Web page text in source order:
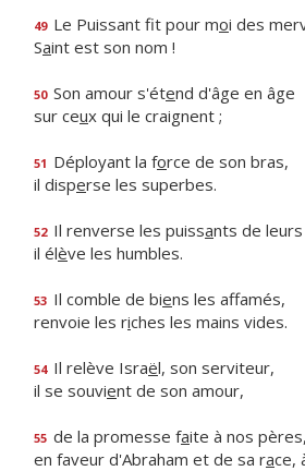
49 Le Puissant fit pour moi des
Saint est son nom !
50 Son amour s'étend d'âge en âge
sur ceux qui le craignent ;
51 Déployant la force de son bras,
il disperse les superbes.
52 Il renverse les puissants de
il élève les humbles.
53 Il comble de biens les affamés,
renvoie les riches les mains vides.
54 Il relève Israël, son serviteur,
il se souvient de son amour,
55 de la promesse faite à nos pères,
en faveur d'Abraham et de sa race,